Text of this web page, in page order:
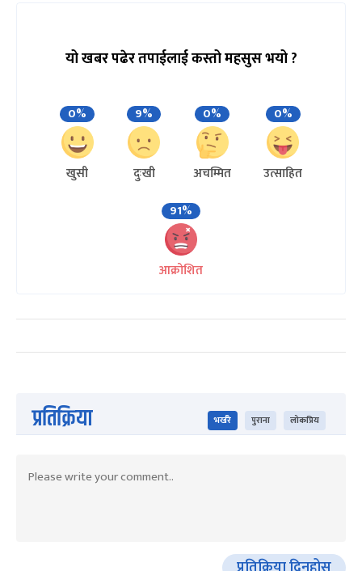
यो खबर पढेर तपाईलाई कस्तो महसुस भयो ?
0%
खुसी
9%
दुःखी
0%
अचम्मित
0%
उत्साहित
91%
आक्रोशित
प्रतिक्रिया भर्खरै पुराना लोकप्रिय